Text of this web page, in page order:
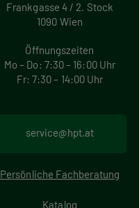
Frankgasse 4 / 2. Stock
1090 Wien
Öffnungszeiten
Mo – Do: 7:30 – 16:00 Uhr
Fr: 7:30 – 14:00 Uhr
service@hpt.at
Persönliche Fachberatung
Katalog